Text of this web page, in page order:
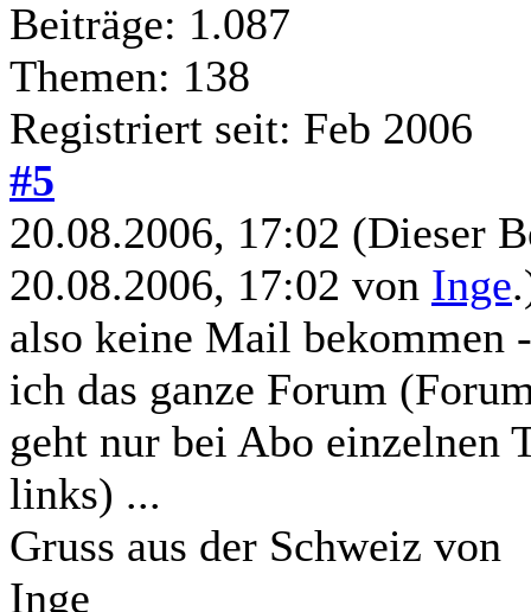
Beiträge: 1.087
Themen: 138
Registriert seit: Feb 2006
#5
20.08.2006, 17:02 (Dieser
20.08.2006, 17:02 von Inge
also keine Mail bekommen
ich das ganze Forum
geht nur bei Abo einzelnen
links) ...
Gruss aus der Schweiz von
Inge